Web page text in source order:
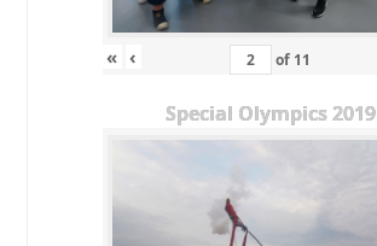
« ‹ of 11
Special Olympics 2019